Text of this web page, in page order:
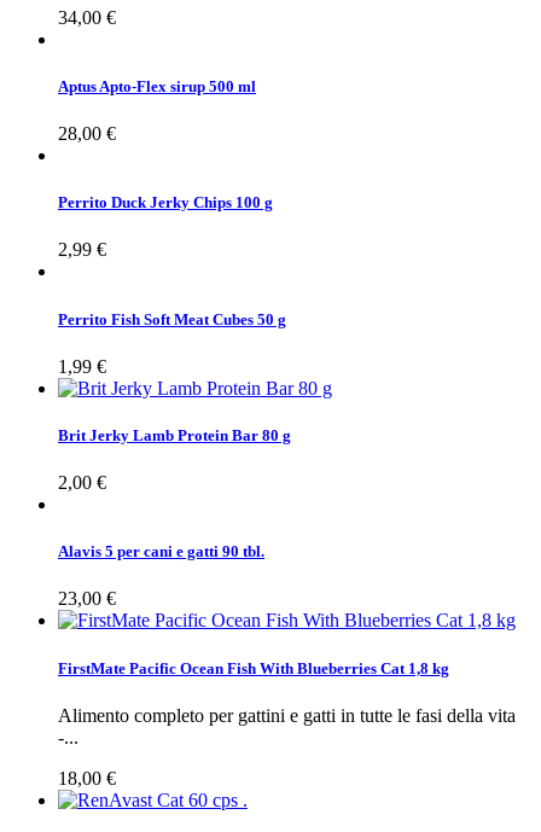
34,00 €
Aptus Apto-Flex sirup 500 ml
28,00 €
Perrito Duck Jerky Chips 100 g
2,99 €
Perrito Fish Soft Meat Cubes 50 g
1,99 €
Brit Jerky Lamb Protein Bar 80 g
2,00 €
Alavis 5 per cani e gatti 90 tbl.
23,00 €
FirstMate Pacific Ocean Fish With Blueberries Cat 1,8 kg
Alimento completo per gattini e gatti in tutte le fasi della vita
-...
18,00 €